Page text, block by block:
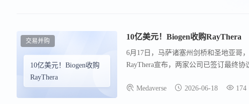
10亿美元！Biogen收购
RayThera
交易并购 10亿美元！Biogen收购RayThera
6月17日，马萨诸塞州剑桥和圣地亚哥
RayThera宣布，两家公司已签订最终
由Foresite Capital和OrbiMed共同领投
Medaverse 2026-06-18 174